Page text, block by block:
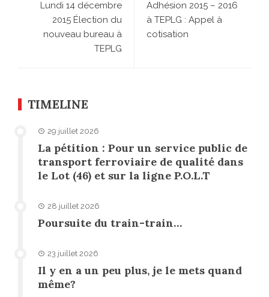
Lundi 14 décembre
2015 Élection du
nouveau bureau à
TEPLG
Adhésion 2015 – 2016
à TEPLG : Appel à
cotisation
TIMELINE
29 juillet 2026
La pétition : Pour un service public de
transport ferroviaire de qualité dans
le Lot (46) et sur la ligne P.O.L.T
28 juillet 2026
Poursuite du train-train…
23 juillet 2026
Il y en a un peu plus, je le mets quand
même?